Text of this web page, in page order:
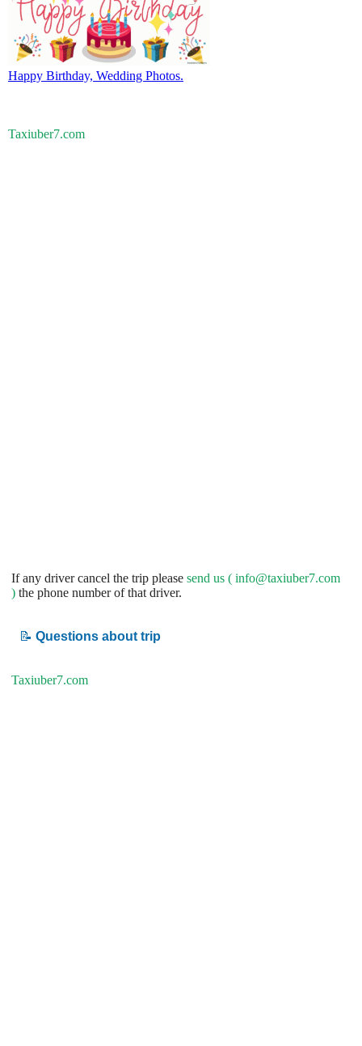
Happy Birthday, Wedding Photos.
Taxiuber7.com
If any driver cancel the trip please send us ( info@taxiuber7.com
) the phone number of that driver.
📝 Questions about trip
Taxiuber7.com